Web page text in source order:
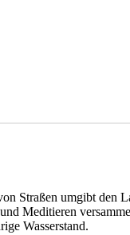
Straßen umgibt den
Meditieren
Wasserstand.